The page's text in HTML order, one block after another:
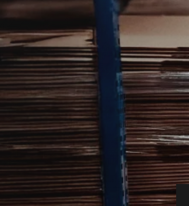
rolig og grundig indsats, når
som kan vurdere situationen og